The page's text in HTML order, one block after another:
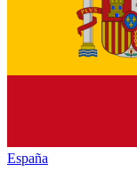
España